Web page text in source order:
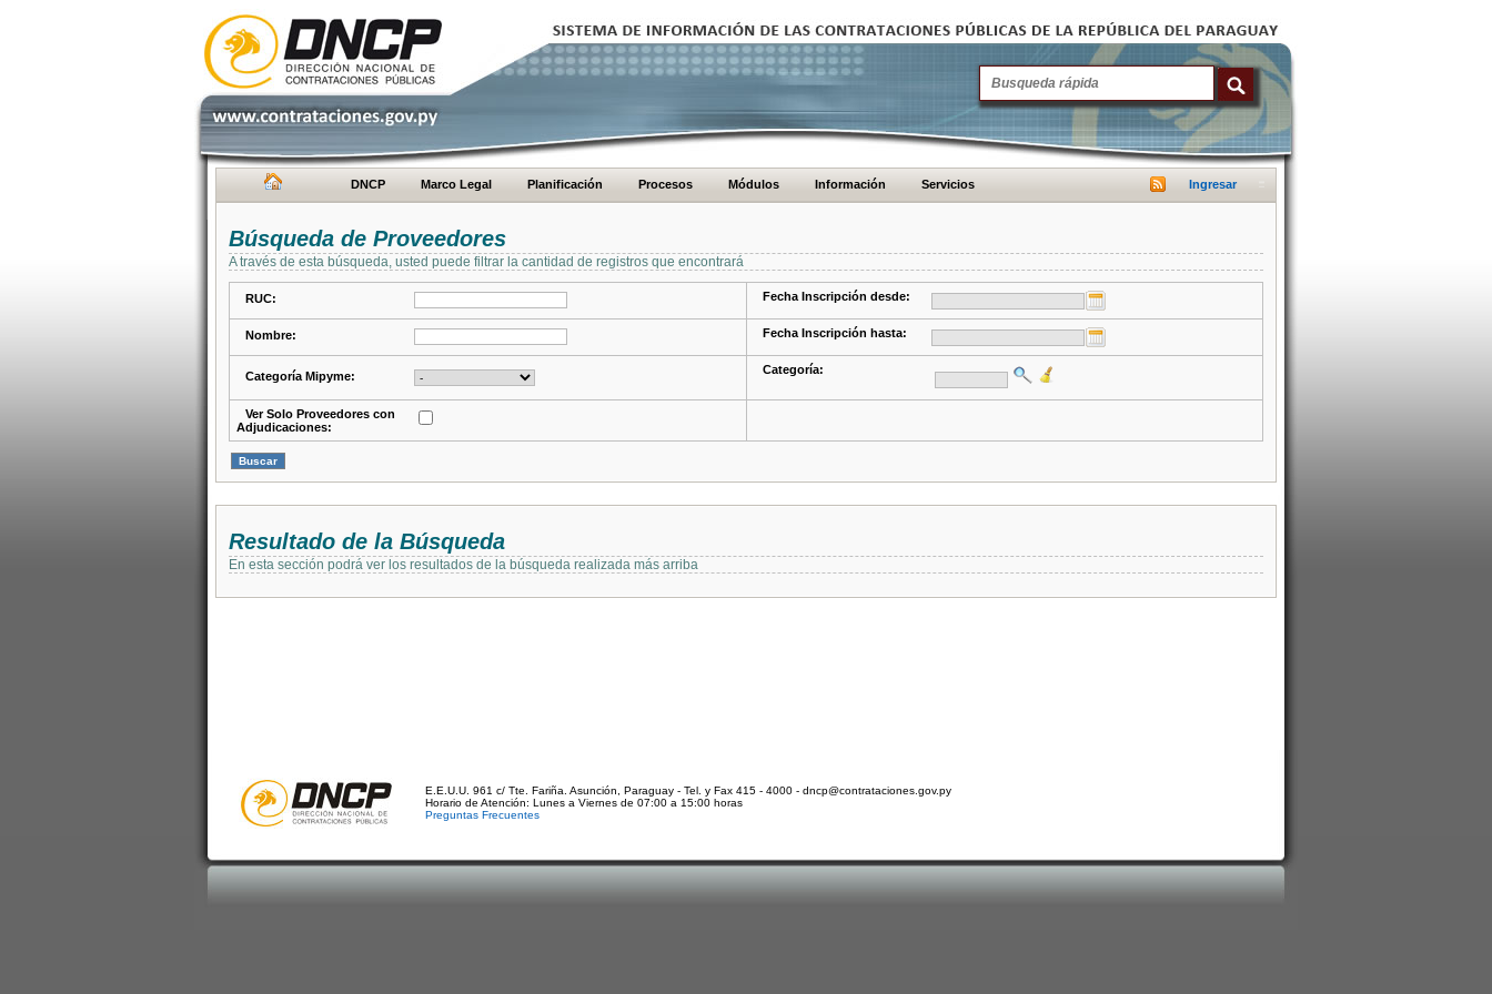
DNCP Marco Legal Planificación Procesos Módulos Información Servicios Ingresar
Búsqueda de Proveedores
A través de esta búsqueda, usted puede filtrar la cantidad de registros que encontrará
RUC: Fecha Inscripción desde:
Nombre: Fecha Inscripción hasta:
Categoría Mipyme: Categoría:
Ver Solo Proveedores con
Adjudicaciones:
Resultado de la Búsqueda
En esta sección podrá ver los resultados de la búsqueda realizada más arriba
E.E.U.U. 961 c/ Tte. Fariña. Asunción, Paraguay - Tel. y Fax 415 - 4000 - dncp@contrataciones.gov.py
Horario de Atención: Lunes a Viernes de 07:00 a 15:00 horas
Preguntas Frecuentes